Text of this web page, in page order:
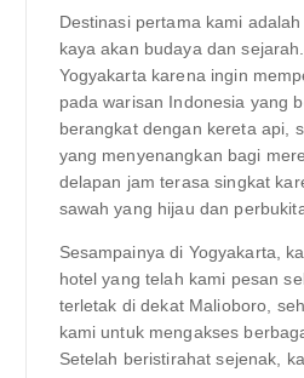
Destinasi pertama kami
kaya akan budaya dan
Yogyakarta karena ingin
pada warisan Indonesia yang
berangkat dengan kereta api,
yang menyenangkan bagi
delapan jam terasa singkat
sawah yang hijau dan
Sesampainya di Yogyakarta,
hotel yang telah kami pesan
terletak di dekat Malioboro,
kami untuk mengakses
Setelah beristirahat sejenak,